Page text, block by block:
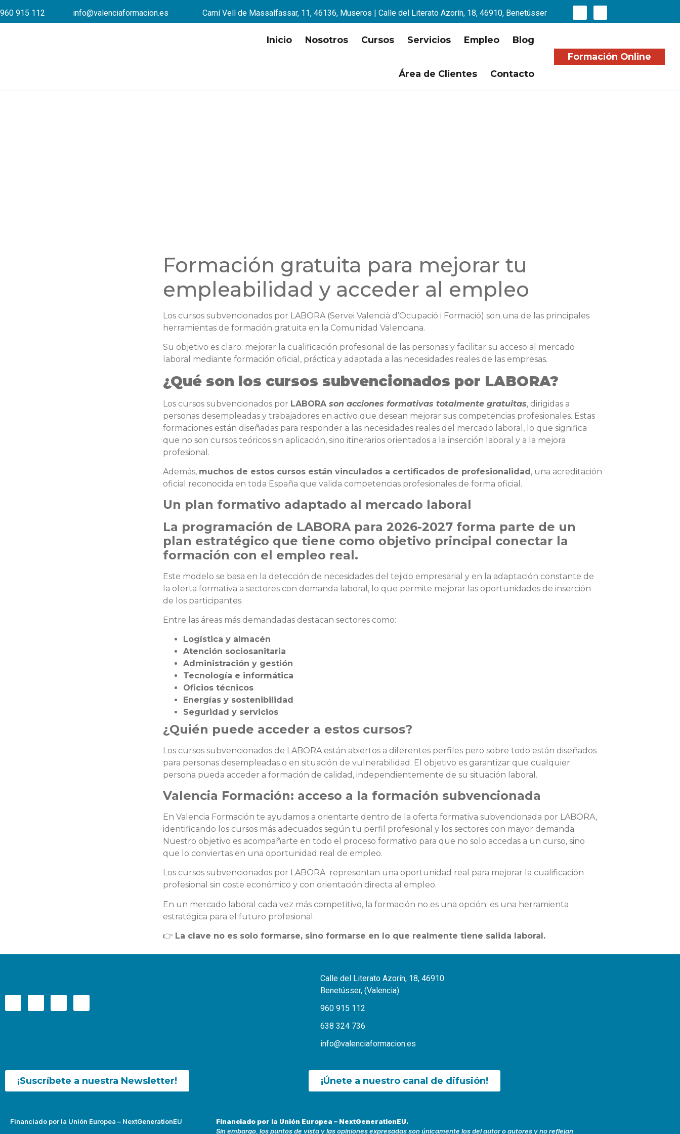
960 915 112 info@valenciaformacion.es Camí Vell de Massalfassar, 11, 46136, Museros | Calle del Literato Azorín, 18, 46910, Benetússer
Inicio Nosotros Cursos Servicios Empleo Blog
Área de Clientes Contacto
Formación Online
Formación gratuita para mejorar tu
empleabilidad y acceder al empleo
Los cursos subvencionados por LABORA (Servei Valencià d’Ocupació i Formació) son una de las principales
herramientas de formación gratuita en la Comunidad Valenciana.
Su objetivo es claro: mejorar la cualificación profesional de las personas y facilitar su acceso al mercado
laboral mediante formación oficial, práctica y adaptada a las necesidades reales de las empresas.
¿Qué son los cursos subvencionados por LABORA?
Los cursos subvencionados por LABORA son acciones formativas totalmente gratuitas, dirigidas a
personas desempleadas y trabajadores en activo que desean mejorar sus competencias profesionales. Estas
formaciones están diseñadas para responder a las necesidades reales del mercado laboral, lo que significa
que no son cursos teóricos sin aplicación, sino itinerarios orientados a la inserción laboral y a la mejora
profesional.
Además, muchos de estos cursos están vinculados a certificados de profesionalidad , una acreditación
oficial reconocida en toda España que valida competencias profesionales de forma oficial.
Un plan formativo adaptado al mercado laboral
La programación de LABORA para 2026-2027 forma parte de un
plan estratégico que tiene como objetivo principal conectar la
formación con el empleo real.
Este modelo se basa en la detección de necesidades del tejido empresarial y en la adaptación constante de
la oferta formativa a sectores con demanda laboral, lo que permite mejorar las oportunidades de inserción
de los participantes.
Entre las áreas más demandadas destacan sectores como:
Logística y almacén
Atención sociosanitaria
Administración y gestión
Tecnología e informática
Oficios técnicos
Energías y sostenibilidad
Seguridad y servicios
¿Quién puede acceder a estos cursos?
Los cursos subvencionados de LABORA están abiertos a diferentes perfiles pero sobre todo están diseñados
para personas desempleadas o en situación de vulnerabilidad. El objetivo es garantizar que cualquier
persona pueda acceder a formación de calidad, independientemente de su situación laboral.
Valencia Formación: acceso a la formación subvencionada
En Valencia Formación te ayudamos a orientarte dentro de la oferta formativa subvencionada por LABORA,
identificando los cursos más adecuados según tu perfil profesional y los sectores con mayor demanda.
Nuestro objetivo es acompañarte en todo el proceso formativo para que no solo accedas a un curso, sino
que lo conviertas en una oportunidad real de empleo.
Los cursos subvencionados por LABORA representan una oportunidad real para mejorar la cualificación
profesional sin coste económico y con orientación directa al empleo.
En un mercado laboral cada vez más competitivo, la formación no es una opción: es una herramienta
estratégica para el futuro profesional.
👉 La clave no es solo formarse, sino formarse en lo que realmente tiene salida laboral.
Calle del Literato Azorín, 18, 46910
Benetússer, (Valencia)
960 915 112
638 324 736
info@valenciaformacion.es
¡Suscríbete a nuestra Newsletter! ¡Únete a nuestro canal de difusión!
Financiado por la Unión Europea – NextGenerationEU
Financiado por la Unión Europea – NextGenerationEU.
Sin embargo, los puntos de vista y las opiniones expresadas son únicamente los del autor o autores y no reflejan